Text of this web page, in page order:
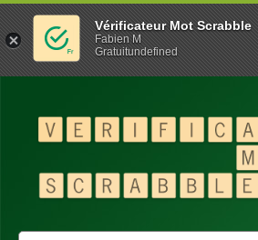
Vérificateur Mot Scrabble
Fabien M
Gratuitundefined